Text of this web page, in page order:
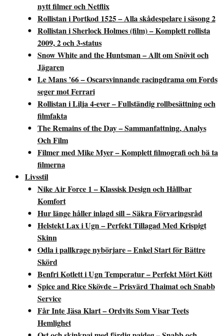
nytt filmer och Netflix
Rollistan i Portkod 1525 – Alla skådespelare i säsong 2
Rollistan i Sherlock Holmes (film) – Komplett rollista
2009, 2 och 3-status
Snow White and the Huntsman – Allt om Snövit och
Jägaren
Le Mans ’66 – Oscarsvinnande racingdrama om Fords
seger mot Ferrari
Rollistan i Lilja 4-ever – Fullständig rollbesättning och
filmfakta
The Remains of the Day – Sammanfattning, Analys
Och Film
Filmer med Mike Myer – Komplett filmografi och bä ta
filmerna
Livsstil
Nike Air Force 1 – Klassisk Design och Hållbar
Komfort
Hur länge håller inlagd sill – Säkra Förvaringsråd
Helstekt Lax i Ugn – Perfekt Tillagad Med Krispigt
Skinn
Odla i pallkrage nybörjare – Enkel Start för Bättre
Skörd
Benfri Kotlett i Ugn Temperatur – Perfekt Mört Kött
Spice and Rice Skövde – Prisvärd Thaimat och Snabb
Service
Får Inte Jäsa Klart – Ordvits Som Visar Teets
Hemlighet